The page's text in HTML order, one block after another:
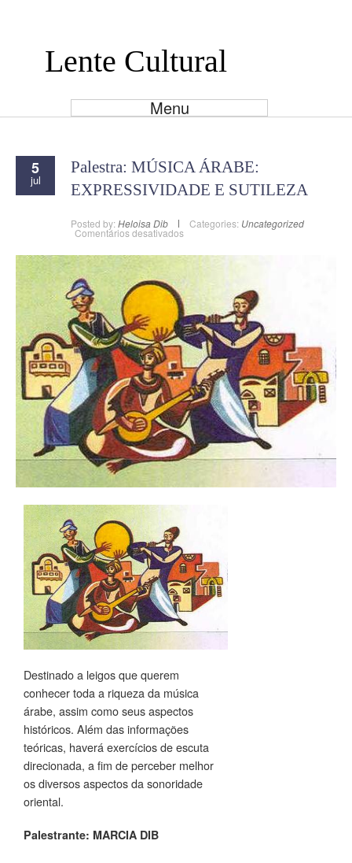
Lente Cultural
Menu
5
jul
Palestra: MÚSICA ÁRABE:
EXPRESSIVIDADE E SUTILEZA
Posted by: Heloisa Dib Categories: Uncategorized
Comentários desativadosem
E
SUTILEZA
Destinado a leigos que querem
conhecer toda a riqueza da música
árabe, assim como seus aspectos
históricos. Além das informações
teóricas, haverá exercícios de escuta
direcionada, a fim de perceber melhor
os diversos aspectos da sonoridade
oriental.
Palestrante: MARCIA DIB